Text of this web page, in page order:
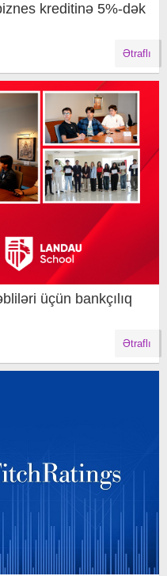
kreditinə 5%-dək
Ətraflı
üçün bankçılıq
Ətraflı